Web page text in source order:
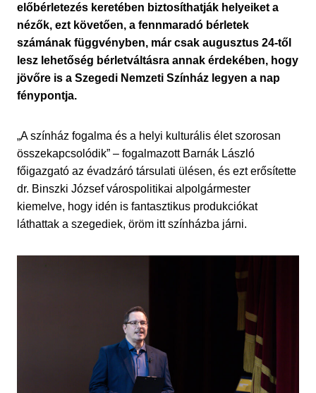
előbérletezés keretében biztosíthatják helyeiket a
nézők, ezt követően, a fennmaradó bérletek
számának függvényben, már csak augusztus 24-től
lesz lehetőség bérletváltásra annak érdekében, hogy
jövőre is a Szegedi Nemzeti Színház legyen a nap
fénypontja.
„A színház fogalma és a helyi kulturális élet szorosan
összekapcsolódik” – fogalmazott Barnák László
főigazgató az évadzáró társulati ülésen, és ezt erősítette
dr. Binszki József várospolitikai alpolgármester
kiemelve, hogy idén is fantasztikus produkciókat
láthattak a szegediek, öröm itt színházba járni.